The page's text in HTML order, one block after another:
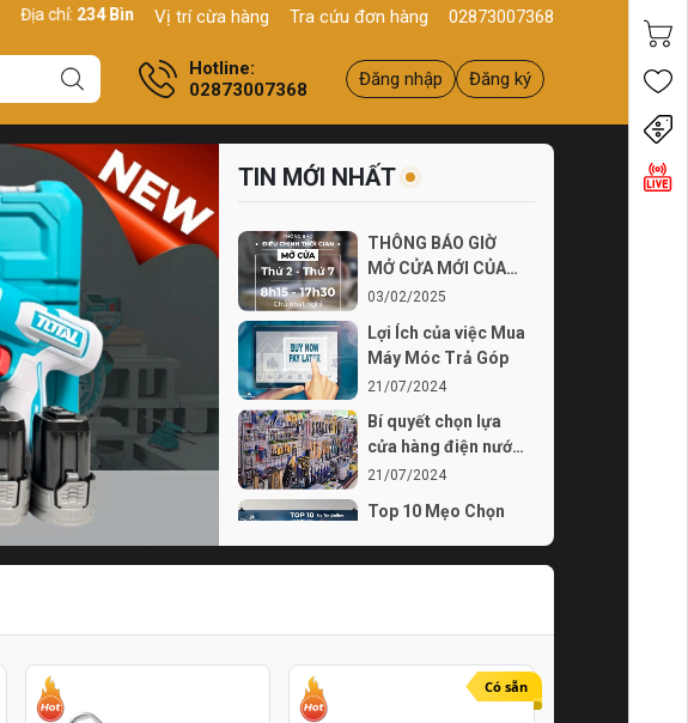
234 Bình Thới, P10, Q11, HCM Sản phẩmChính hãng - Chất lượng
Vị trí cừa hàng Tra cứu đơn hàng 02873007368
Hotline:
02873007368
Đăng nhập Đăng ký
TIN MỚI NHẤT
THÔNG BÁO GIỜ
MỞ CỬA MỚI CỦA
THÍCH TỰ LÀM TỪ
03/02/2025
Lợi Ích của việc Mua
Máy Móc Trả Góp
21/07/2024
Bí quyết chọn lựa
cửa hàng điện nước
chất lượng
21/07/2024
Top 10 Mẹo Chọn
Tín Online
21/07/2024
Có sẵn